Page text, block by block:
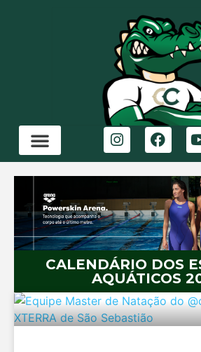
CALENDÁRIO DOS
AQUÁTICOS